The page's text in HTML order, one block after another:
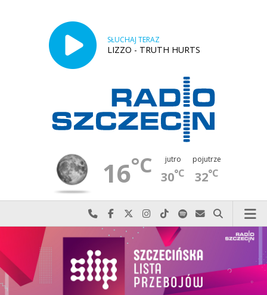
SŁUCHAJ TERAZ
LIZZO - TRUTH HURTS
16°C jutro
30°C
pojutrze
32°C
Najlepiej po prostu do nas zadzwoń
Odwiedź nas na Facebook-u
Odwiedź nas na X
Odwiedź nas na Instagram-ie
Odwiedź nas na TikTok-u
Szukaj nas na Spotify
Wyślij do nas
Szukaj